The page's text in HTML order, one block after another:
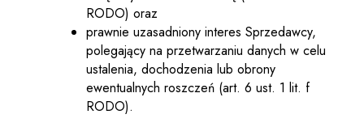
RODO) oraz
prawnie uzasadniony interes Sprzedawcy,
polegający na przetwarzaniu danych w celu
ustalenia, dochodzenia lub obrony
ewentualnych roszczeń (art. 6 ust. 1 lit. f
RODO).